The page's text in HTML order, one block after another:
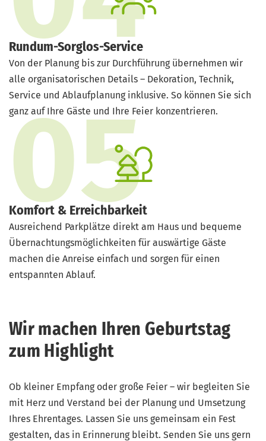
Rundum-Sorglos-Service
Von der Planung bis zur Durchführung übernehmen wir
alle organisatorischen Details – Dekoration, Technik,
Service und Ablaufplanung inklusive. So können Sie sich
ganz auf Ihre Gäste und Ihre Feier konzentrieren.
Komfort & Erreichbarkeit
Ausreichend Parkplätze direkt am Haus und bequeme
Übernachtungsmöglichkeiten für auswärtige Gäste
machen die Anreise einfach und sorgen für einen
entspannten Ablauf.
Wir machen Ihren Geburtstag
zum Highlight
Ob kleiner Empfang oder große Feier – wir begleiten Sie
mit Herz und Verstand bei der Planung und Umsetzung
Ihres Ehrentages. Lassen Sie uns gemeinsam ein Fest
gestalten, das in Erinnerung bleibt. Senden Sie uns gern